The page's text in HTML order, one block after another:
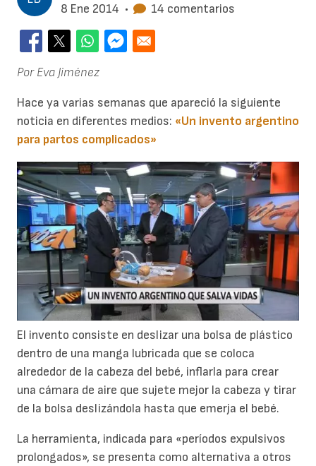
8 Ene 2014 • 14 comentarios
Por Eva Jiménez
Hace ya varias semanas que apareció la siguiente
noticia en diferentes medios: «Un invento argentino
para partos complicados»
El invento consiste en deslizar una bolsa de plástico
dentro de una manga lubricada que se coloca
alrededor de la cabeza del bebé, inflarla para crear
una cámara de aire que sujete mejor la cabeza y tirar
de la bolsa deslizándola hasta que emerja el bebé.
La herramienta, indicada para «períodos expulsivos
prolongados», se presenta como alternativa a otros